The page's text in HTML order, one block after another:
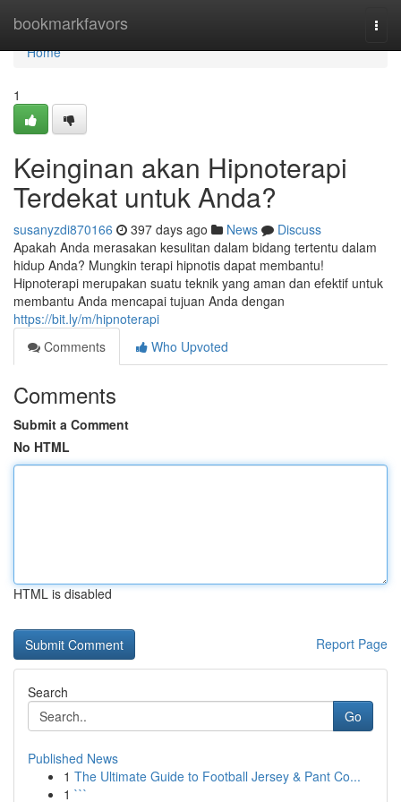
bookmarkfavors
Home
Home
1
Keinginan akan Hipnoterapi
Terdekat untuk Anda?
susanyzdi870166 397 days ago News
Discuss
Apakah Anda merasakan kesulitan dalam bidang tertentu dalam
hidup Anda? Mungkin terapi hipnotis dapat membantu!
Hipnoterapi merupakan suatu teknik yang aman dan efektif untuk
membantu Anda mencapai tujuan Anda dengan
https://bit.ly/m/hipnoterapi
Comments
Who Upvoted
Comments
Submit a Comment
No HTML
HTML is disabled
Report Page
Search
Go
Published News
1 The Ultimate Guide to Football Jersey & Pant Co...
1 ```